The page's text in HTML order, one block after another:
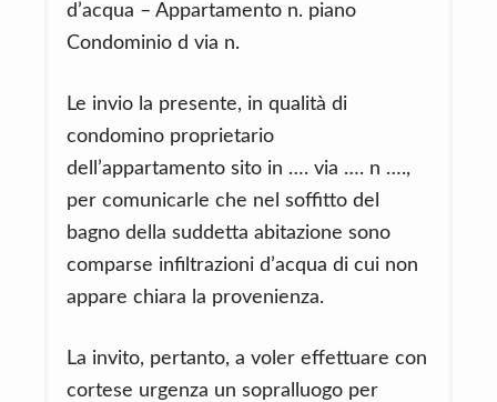
d’acqua – Appartamento n. piano
Condominio d via n.
Le invio la presente, in qualità di
condomino proprietario
dell’appartamento sito in …. via …. n ….,
per comunicarle che nel soffitto del
bagno della suddetta abitazione sono
comparse infiltrazioni d’acqua di cui non
appare chiara la provenienza.
La invito, pertanto, a voler effettuare con
cortese urgenza un sopralluogo per